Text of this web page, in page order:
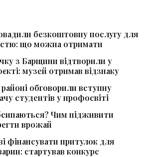
безкоштовну послугу для
що можна отримати
з Барщини відтворили у
музей отримав відзнаку
обговорили вступну
студентів у профосвіті
Чим підживити
врожай
фінансувати притулок для
стартував конкурс